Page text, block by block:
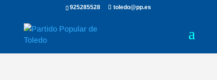
925285528 toledo@pp.es